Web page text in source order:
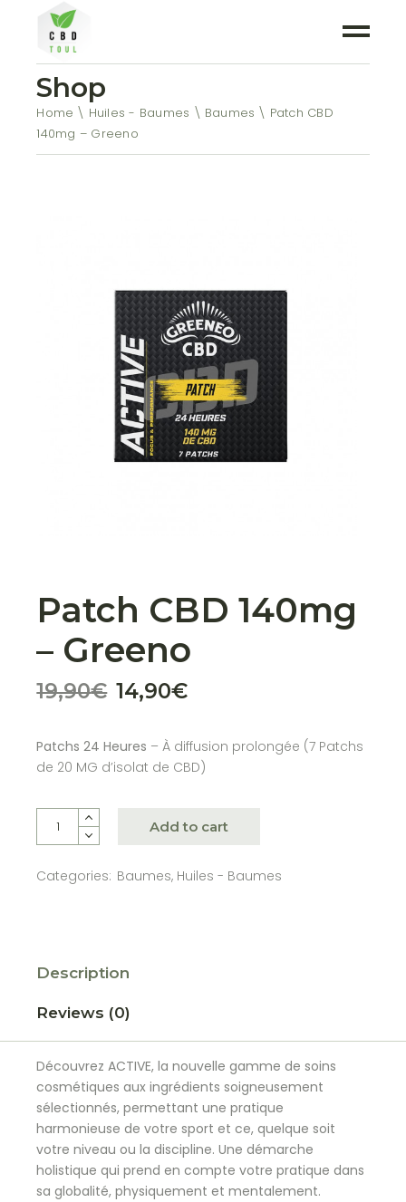
Shop
Home Huiles - Baumes Baumes
Patch CBD
140mg – Greeno
Patch CBD 140mg
– Greeno
19,90€ 14,90€
Patchs 24 Heures – À diffusion prolongée (7 Patchs
de 20 MG d’isolat de CBD)
Patch CBD 140mg - Greeno quantity
Add to cart
Categories: Baumes, Huiles - Baumes
Description
Reviews (0)
Découvrez ACTIVE, la nouvelle gamme de soins
cosmétiques aux ingrédients soigneusement
sélectionnés, permettant une pratique
harmonieuse de votre sport et ce, quelque soit
votre niveau ou la discipline. Une démarche
holistique qui prend en compte votre pratique dans
sa globalité, physiquement et mentalement.